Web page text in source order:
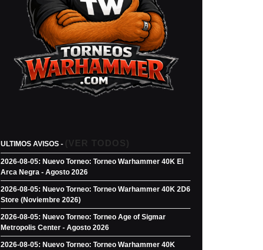
ULTIMOS AVISOS - (VER TODOS)
2026-08-05: Nuevo Torneo: Torneo Warhammer 40K El
Arca Negra - Agosto 2026
2026-08-05: Nuevo Torneo: Torneo Warhammer 40K 2D6
Store (Noviembre 2026)
2026-08-05: Nuevo Torneo: Torneo Age of Sigmar
Metropolis Center - Agosto 2026
2026-08-05: Nuevo Torneo: Torneo Warhammer 40K